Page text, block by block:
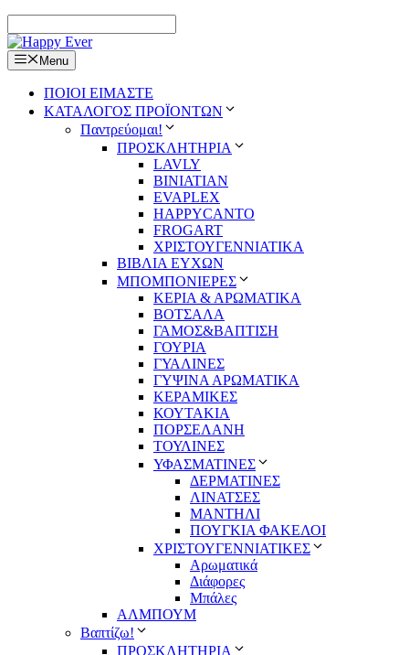
Menu
ΠΟΙΟΙ ΕΙΜΑΣΤΕ
ΚΑΤΑΛΟΓΟΣ ΠΡΟΪΟΝΤΩΝ
Παντρεύομαι!
ΠΡΟΣΚΛΗΤΗΡΙΑ
LAVLY
BINIATIAN
EVAPLEX
HAPPYCANTO
FROGART
ΧΡΙΣΤΟΥΓΕΝΝΙΑΤΙΚΑ
ΒΙΒΛΙΑ ΕΥΧΩΝ
ΜΠΟΜΠΟΝΙΕΡΕΣ
ΚΕΡΙΑ & ΑΡΩΜΑΤΙΚΑ
ΒΟΤΣΑΛΑ
ΓΑΜΟΣ&ΒΑΠΤΙΣΗ
ΓΟΥΡΙΑ
ΓΥΑΛΙΝΕΣ
ΓΥΨΙΝΑ ΑΡΩΜΑΤΙΚΑ
ΚΕΡΑΜΙΚΕΣ
ΚΟΥΤΑΚΙΑ
ΠΟΡΣΕΛΑΝΗ
ΤΟΥΛΙΝΕΣ
ΥΦΑΣΜΑΤΙΝΕΣ
ΔΕΡΜΑΤΙΝΕΣ
ΛΙΝΑΤΣΕΣ
ΜΑΝΤΗΛΙ
ΠΟΥΓΚΙΑ ΦΑΚΕΛΟΙ
ΧΡΙΣΤΟΥΓΕΝΝΙΑΤΙΚΕΣ
Αρωματικά
Διάφορες
Μπάλες
ΑΛΜΠΟΥΜ
Βαπτίζω!
ΠΡΟΣΚΛΗΤΗΡΙΑ